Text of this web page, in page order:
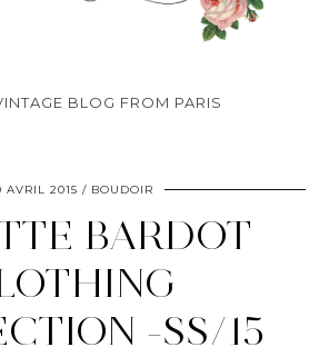
BLOG FROM PARIS
AVRIL 2015 BOUDOIR
BARDOT
-SS/15